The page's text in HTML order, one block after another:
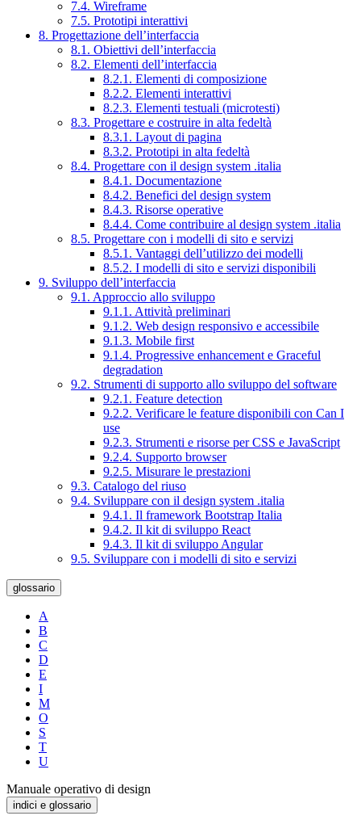
7.4. Wireframe
7.5. Prototipi interattivi
8. Progettazione dell’interfaccia
8.1. Obiettivi dell’interfaccia
8.2. Elementi dell’interfaccia
8.2.1. Elementi di composizione
8.2.2. Elementi interattivi
8.2.3. Elementi testuali (microtesti)
8.3. Progettare e costruire in alta fedeltà
8.3.1. Layout di pagina
8.3.2. Prototipi in alta fedeltà
8.4. Progettare con il design system .italia
8.4.1. Documentazione
8.4.2. Benefici del design system
8.4.3. Risorse operative
8.4.4. Come contribuire al design system .italia
8.5. Progettare con i modelli di sito e servizi
8.5.1. Vantaggi dell’utilizzo dei modelli
8.5.2. I modelli di sito e servizi disponibili
9. Sviluppo dell’interfaccia
9.1. Approccio allo sviluppo
9.1.1. Attività preliminari
9.1.2. Web design responsivo e accessibile
9.1.3. Mobile first
9.1.4. Progressive enhancement e Graceful
degradation
9.2. Strumenti di supporto allo sviluppo del software
9.2.1. Feature detection
9.2.2. Verificare le feature disponibili con Can I
use
9.2.3. Strumenti e risorse per CSS e JavaScript
9.2.4. Supporto browser
9.2.5. Misurare le prestazioni
9.3. Catalogo del riuso
9.4. Sviluppare con il design system .italia
9.4.1. Il framework Bootstrap Italia
9.4.2. Il kit di sviluppo React
9.4.3. Il kit di sviluppo Angular
9.5. Sviluppare con i modelli di sito e servizi
glossario
A
B
C
D
E
I
M
O
S
T
U
Manuale operativo di design
indici e glossario